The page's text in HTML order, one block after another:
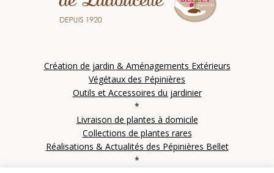
Végétaux des Pépinières
Outils et Accessoires du jardinier
*
Livraison de plantes à domicile
Collections de plantes rares
Réalisations & Actualités des Pépinières Bellet
*
Contactez les Pépinières Bellet